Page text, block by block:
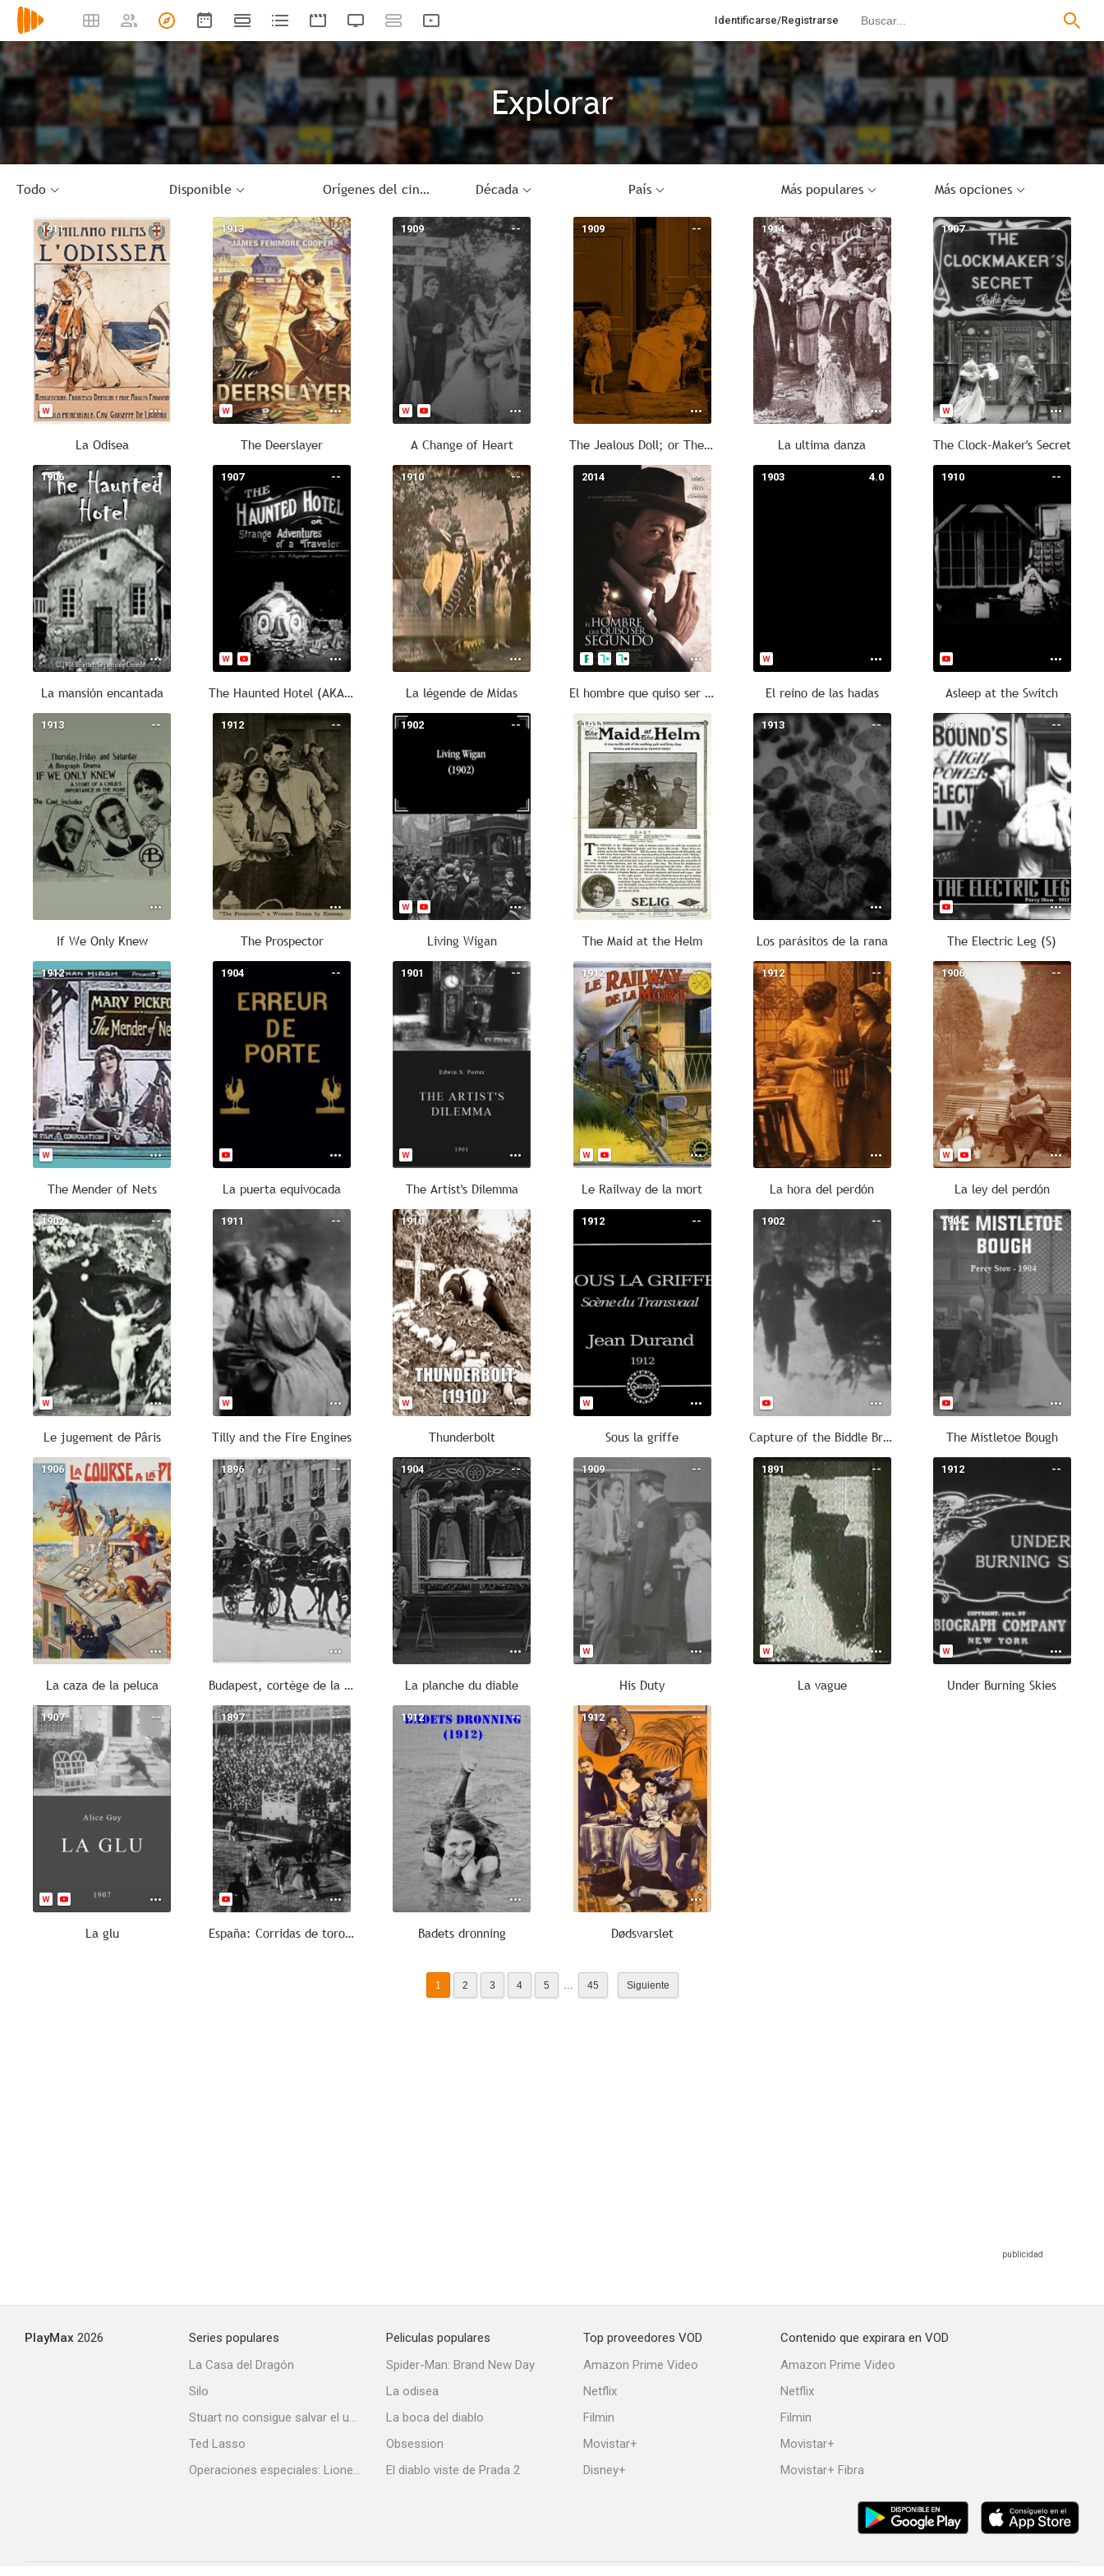
Identificarse/Registrarse
Explorar
Todo Disponible Orígenes del cine Década País Más populares Más opciones
--
1911
La Odisea
--
1913
The Deerslayer
--
1909
A Change of Heart
--
1909
The Jealous Doll; or The Frustrated Elopement
--
1914
La ultima danza
--
1907
The Clock-Maker's Secret
--
1906
La mansión encantada
--
1907
The Haunted Hotel (AKA The Strange Adventures of a Traveler)
--
1910
La légende de Midas
--
2014
El hombre que quiso ser Segundo
4.0
1903
El reino de las hadas
--
1910
Asleep at the Switch
--
1913
If We Only Knew
--
1912
The Prospector
--
1902
Living Wigan
--
1911
The Maid at the Helm
--
1913
Los parásitos de la rana
--
1912
The Electric Leg (S)
--
1912
The Mender of Nets
--
1904
La puerta equivocada
--
1901
The Artist's Dilemma
--
1912
Le Railway de la mort
--
1912
La hora del perdón
--
1906
La ley del perdón
--
1902
Le jugement de Pâris
--
1911
Tilly and the Fire Engines
--
1910
Thunderbolt
--
1912
Sous la griffe
--
1902
Capture of the Biddle Brothers
--
1904
The Mistletoe Bough
--
1906
La caza de la peluca
--
1896
Budapest, cortège de la Couronne
--
1904
La planche du diable
--
1909
His Duty
--
1891
La vague
--
1912
Under Burning Skies
--
1907
La glu
--
1897
España: Corridas de toros, II
--
1912
Badets dronning
--
1912
Dødsvarslet
1 2 3 4 5 ... 45 Siguiente
PlayMax 2026
Series populares
La Casa del Dragón
Silo
Stuart no consigue salvar el universo
Ted Lasso
Operaciones especiales: Lioness
Peliculas populares
Spider-Man: Brand New Day
La odisea
La boca del diablo
Obsession
El diablo viste de Prada 2
Top proveedores VOD
Amazon Prime Video
Netflix
Filmin
Movistar+
Disney+
Contenido que expirara en VOD
Amazon Prime Video
Netflix
Filmin
Movistar+
Movistar+ Fibra